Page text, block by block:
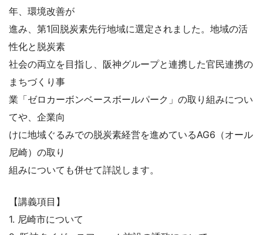
年、環境改善が
進み、第1回脱炭素先行地域に選定されました。地域の活
性化と脱炭素
社会の両立を目指し、阪神グループと連携した官民連携の
まちづくり事
業「ゼロカーボンベースボールパーク」の取り組みについ
てや、企業向
けに地域ぐるみでの脱炭素経営を進めているAG6（オール
尼崎）の取り
組みについても併せて詳説します。
【講義項目】
1. 尼崎市について